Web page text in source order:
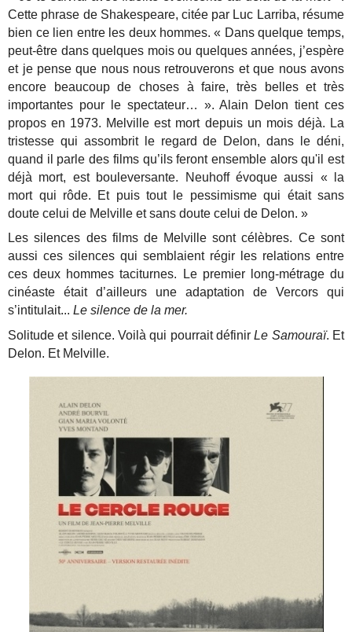
Cette phrase de Shakespeare, citée par Luc Larriba, résume
bien ce lien entre les deux hommes.« Dans quelque temps,
peut-être dans quelques mois ou quelques années, j’espère
et je pense que nous nous retrouverons et que nous avons
encore beaucoup de choses à faire, très belles et très
importantes pour le spectateur… ». Alain Delon tient ces
propos en 1973. Melville est mort depuis un mois déjà. La
tristesse qui assombrit le regard de Delon, dans le déni,
quand il parle des films qu’ils feront ensemble alors qu'il est
déjà mort, est bouleversante.
Neuhoff évoque aussi « la
mort qui rôde. Et puis tout le pessimisme qui était sans
doute celui de Melville et sans doute celui de Delon. »
Les silences des films de Melville sont célèbres. Ce sont
aussi ces silences qui semblaient régir les relations entre
ces deux hommes taciturnes. Le premier long-métrage du
cinéaste était d’ailleurs une adaptation de Vercors qui
s’intitulait... Le silence de la mer.
Solitude et silence. Voilà qui pourrait définirLe Samouraï. Et
Delon. Et Melville.